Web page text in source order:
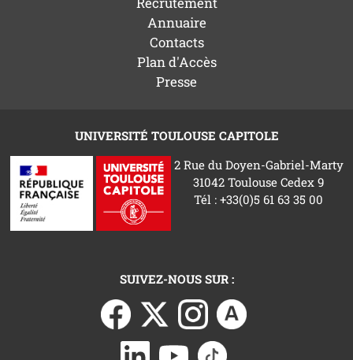
Annuaire
Contacts
Plan d'Accès
Presse
UNIVERSITÉ TOULOUSE CAPITOLE
2 Rue du Doyen-Gabriel-Marty
31042 Toulouse Cedex 9
Tél : +33(0)5 61 63 35 00
SUIVEZ-NOUS SUR :